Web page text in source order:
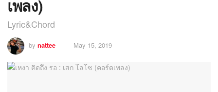
เพลง)
Lyric&Chord
by nattee May 15, 2019